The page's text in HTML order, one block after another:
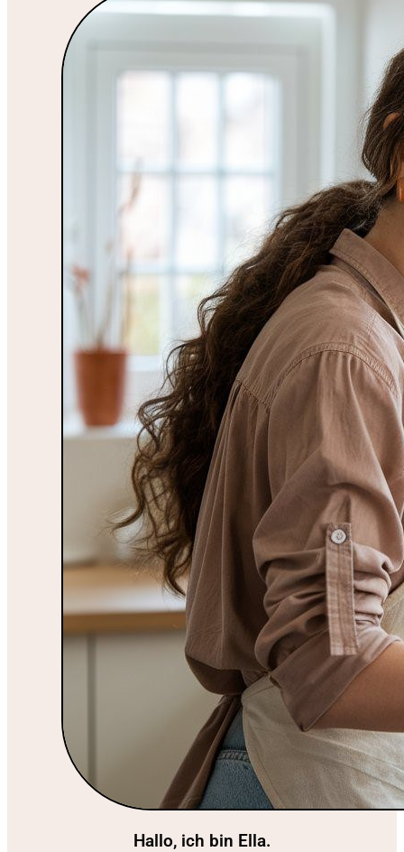
Hallo, ich bin Ella.